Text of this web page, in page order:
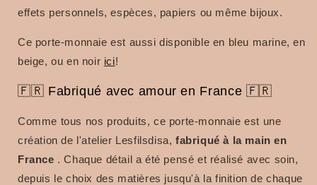
effets personnels, espèces, papiers ou même bijoux.
Ce porte-monnaie est aussi disponible en bleu marine, en
beige, ou en noir ici!
🇫🇷 Fabriqué avec amour en France 🇫🇷
Comme tous nos produits, ce porte-monnaie est une
création de l'atelier Lesfilsdisa,fabriqué à la main en
France . Chaque détail a été pensé et réalisé avec soin,
depuis le choix des matières jusqu'à la finition de chaque